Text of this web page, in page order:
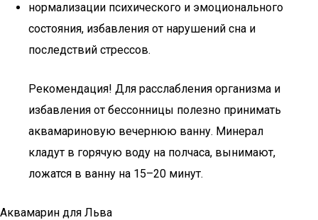
нормализации психического и эмоционального
состояния, избавления от нарушений сна и
последствий стрессов.
Рекомендация! Для расслабления организма и
избавления от бессонницы полезно принимать
аквамариновую вечернюю ванну. Минерал
кладут в горячую воду на полчаса, вынимают,
ложатся в ванну на 15–20 минут.
Аквамарин для Льва